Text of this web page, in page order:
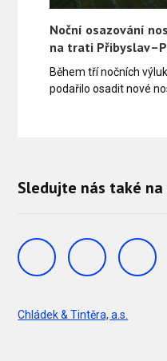
Noční osazování
na trati
Během tří nočních
podařilo osadit nové
Sledujte nás také
Chládek & Tintěra, a.s.